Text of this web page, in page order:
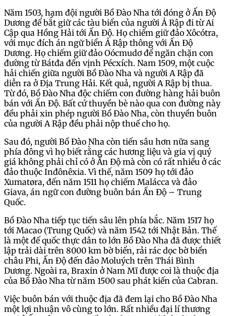
Năm 1503, hạm đội người Bồ Đào Nha tới đóng ở Ấn Độ
Dương để bắt giữ các tàu biển của người Ả Rập đi từ Ai
Cập qua Hồng Hải tới Ấn Độ. Họ chiếm giữ đảo Xôcótra,
với mục đích án ngữ biển Ả Rập thông với Ấn Độ
Dương. Họ chiếm giữ đảo Oócmudơ để ngăn chặn con
đường từ Bátđa đến vịnh Pécxích. Nam 1509, một cuộc
hải chiến giữa người Bồ Đào Nha và người A Rập đã
diễn ra ở Địa Trung Hải. Kết quả, người A Rập bị thua.
Từ đó, Bồ Đào Nha độc chiếm con đường hàng hải buôn
bán với Ấn Độ. Bất cứ thuyền bè nào qua con đường này
đều phải xin phép người Bồ Đào Nha, còn thuyền buôn
của người A Rập đều phải nộp thuế cho họ.
Sau đó, người Bồ Đào Nha còn tiến sâu hơn nữa sang
phía đông vì họ biết rằng các hương liệu và gia vị quý
giá không phải chỉ có ở Ấn Độ mà còn có rất nhiều ở các
đảo thuộc Inđônêxia. Vì thế, năm 1509 họ tới đảo
Xumatøra, đến năm 1511 họ chiếm Malácca và đảo
Giava, án ngữ con đường buôn bán Ấn Độ – Trung
Quốc.
Bồ Đào Nha tiếp tục tiến sâu lên phía bắc. Năm 1517 họ
tới Macao (Trung Quốc) và năm 1542 tới Nhật Bản. Thế
là một đế quốc thực dân to lớn Bồ Đào Nha đã được thiết
lập trải dài trên 8000 km bờ biển, rải rác dọc bờ biển
châu Phi, Ấn Độ đến đảo Moluých trên Thái Bình
Dương. Ngoài ra, Braxin ở Nam Mĩ được coi là thuộc địa
của Bồ Đào Nha từ năm 1500 sau phát kiến của Cabran.
Việc buôn bán với thuộc địa đã đem lại cho Bồ Đào Nha
một lợi nhuận vô cùng to lớn. Rất nhiều đại lí thương